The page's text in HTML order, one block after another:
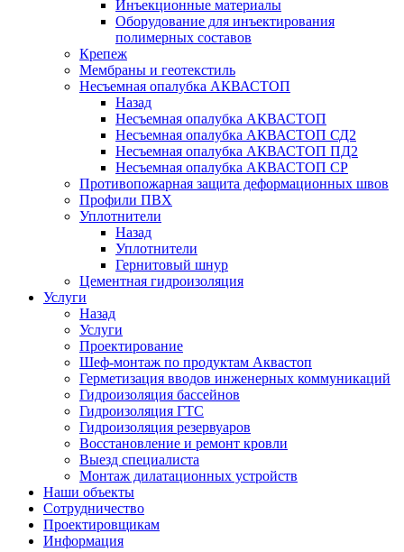
Инъекционные материалы
Оборудование для инъектирования
полимерных составов
Крепеж
Мембраны и геотекстиль
Несъемная опалубка АКВАСТОП
Назад
Несъемная опалубка АКВАСТОП
Несъемная опалубка АКВАСТОП СД2
Несъемная опалубка АКВАСТОП ПД2
Несъемная опалубка АКВАСТОП СР
Противопожарная защита деформационных швов
Профили ПВХ
Уплотнители
Назад
Уплотнители
Гернитовый шнур
Цементная гидроизоляция
Услуги
Назад
Услуги
Проектирование
Шеф-монтаж по продуктам Аквастоп
Герметизация вводов инженерных коммуникаций
Гидроизоляция бассейнов
Гидроизоляция ГТС
Гидроизоляция резервуаров
Восстановление и ремонт кровли
Выезд специалиста
Монтаж дилатационных устройств
Наши объекты
Сотрудничество
Проектировщикам
Информация